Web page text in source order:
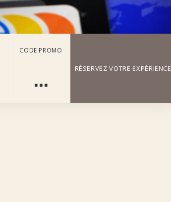
CODE PROMO
RÉSERVEZ VOTRE EXPÉRIENCE